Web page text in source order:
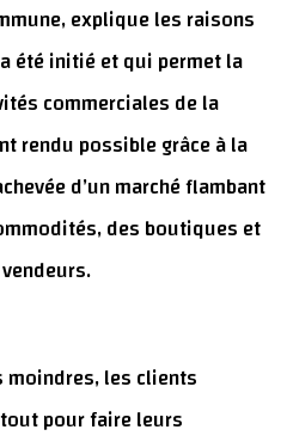
explique les raisons
été initié et qui permet la
commerciales de la
rendu possible grâce à la
d’un marché flambant
des boutiques et
moindres, les clients
pour faire leurs